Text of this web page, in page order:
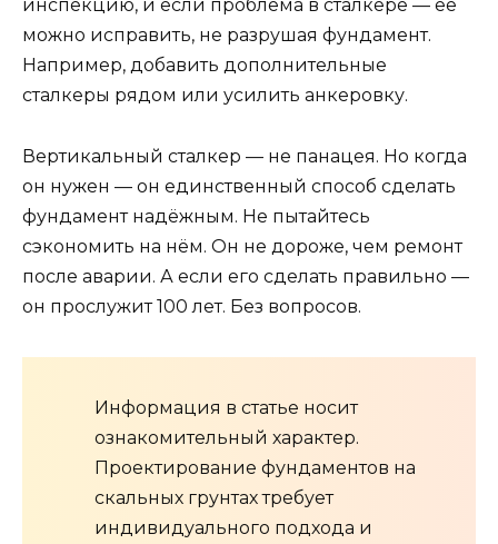
инспекцию, и если проблема в сталкере — её
можно исправить, не разрушая фундамент.
Например, добавить дополнительные
сталкеры рядом или усилить анкеровку.
Вертикальный сталкер — не панацея. Но когда
он нужен — он единственный способ сделать
фундамент надёжным. Не пытайтесь
сэкономить на нём. Он не дороже, чем ремонт
после аварии. А если его сделать правильно —
он прослужит 100 лет. Без вопросов.
Информация в статье носит
ознакомительный характер.
Проектирование фундаментов на
скальных грунтах требует
индивидуального подхода и